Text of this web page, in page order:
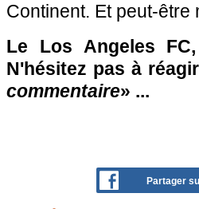
Continent. Et peut-
Le Los Angeles
N'hésitez pas à
commentaire» ...
Partager